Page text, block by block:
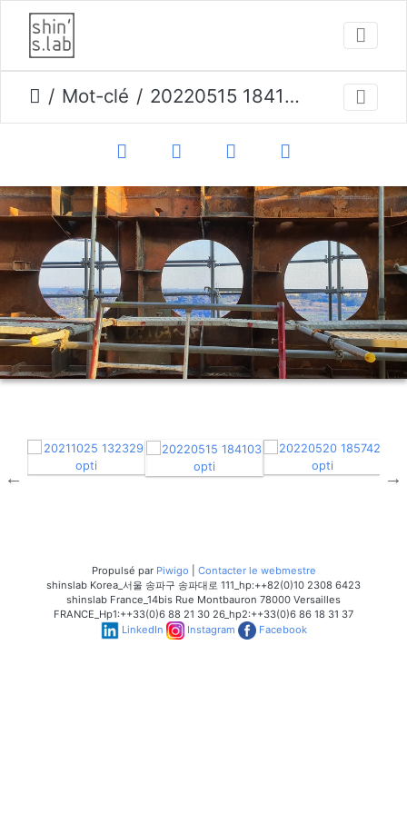
Mot-clé 20220515 184103 opti
Propulsé par Piwigo
Contacter le webmestre
shinslab Korea_서울 송파구 송파대로 111_hp:++82(0)10 2308 6423
shinslab France_14bis Rue Montbauron 78000 Versailles
FRANCE_Hp1:++33(0)6 88 21 30 26_hp2:++33(0)6 86 18 31 37
LinkedIn
Instagram Facebook